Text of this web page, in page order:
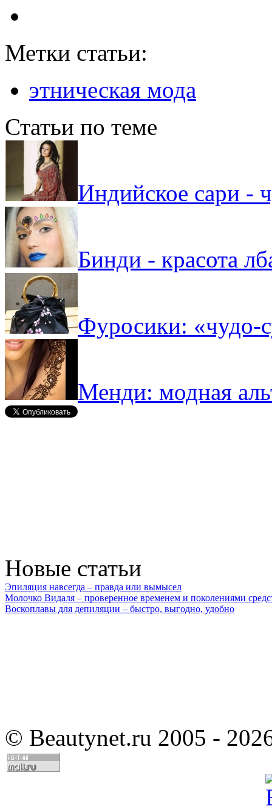
Метки статьи:
этническая мода
Статьи по теме
Индийское сари -
Бинди - красота
Фуросики: «чудо-
Менди: модная
Новые статьи
Эпиляция навсегда – правда или вымысел
Молочко Видаля – проверенное временем и поколениями
Воскоплавы для депиляции – быстро, выгодно, удобно
© Beautynet.ru 2005 -